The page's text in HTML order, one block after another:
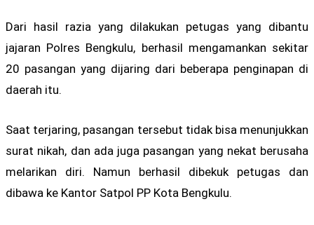
Dari hasil razia yang dilakukan petugas yang dibantu
jajaran Polres Bengkulu, berhasil mengamankan sekitar
20 pasangan yang dijaring dari beberapa penginapan di
daerah itu.
Saat terjaring, pasangan tersebut tidak bisa menunjukkan
surat nikah, dan ada juga pasangan yang nekat berusaha
melarikan diri. Namun berhasil dibekuk petugas dan
dibawa ke Kantor Satpol PP Kota Bengkulu.